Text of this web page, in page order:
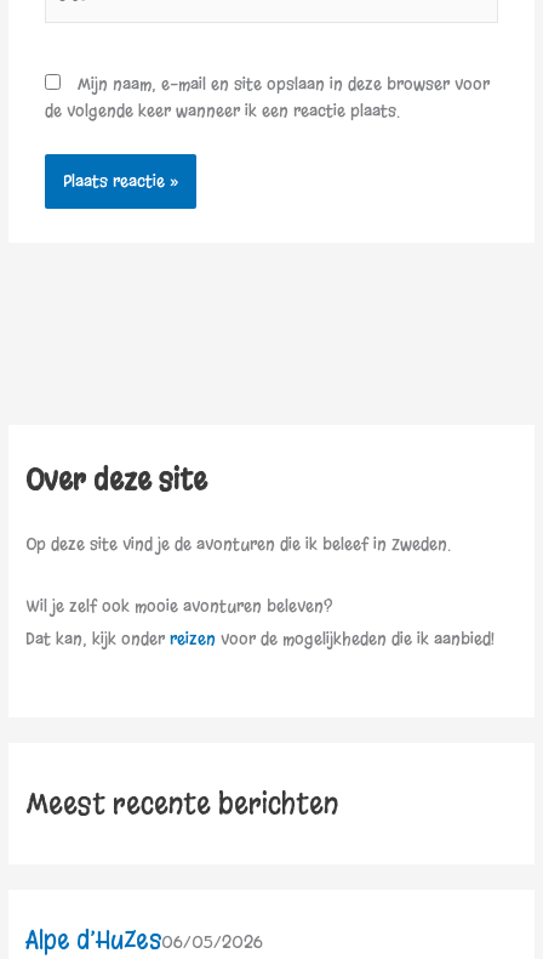
Mijn naam, e-mail en site opslaan in deze browser voor
de volgende keer wanneer ik een reactie plaats.
Over deze site
Op deze site vind je de avonturen die ik beleef in Zweden.
Wil je zelf ook mooie avonturen beleven?
Dat kan, kijk onderreizen voor de mogelijkheden die ik aanbied!
Meest recente berichten
Alpe d’HuZes06/05/2026